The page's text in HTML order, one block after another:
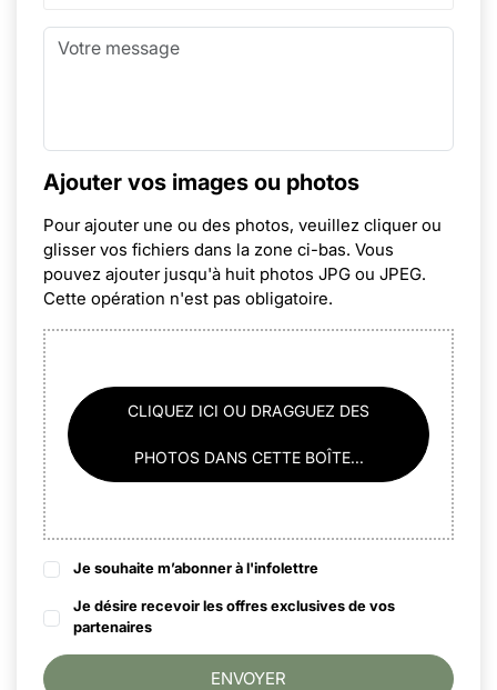
Ajouter vos images ou photos
Pour ajouter une ou des photos, veuillez cliquer ou
glisser vos fichiers dans la zone ci-bas. Vous
pouvez ajouter jusqu'à huit photos JPG ou JPEG.
Cette opération n'est pas obligatoire.
CLIQUEZ ICI OU DRAGGUEZ DES
PHOTOS DANS CETTE BOÎTE...
Je souhaite m’abonner à l'infolettre
Je désire recevoir les offres exclusives de vos
partenaires
ENVOYER